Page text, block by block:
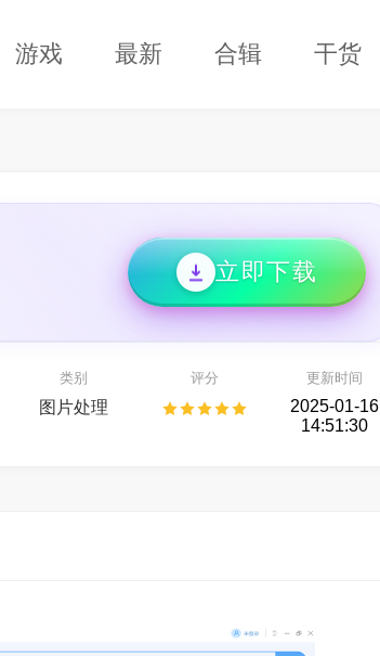
游戏 最新 合辑 干货
立即下载
类别
图片处理
评分 更新时间
2025-01-16
14:51:30
益盟操盘手
股票行情